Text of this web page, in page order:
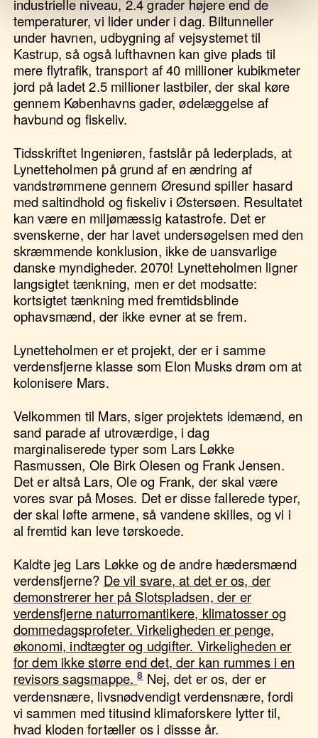
industrielle niveau, 2.4 grader højere end de
temperaturer, vi lider under i dag. Biltunneller
under havnen, udbygning af vejsystemet til
Kastrup, så også lufthavnen kan give plads til
mere flytrafik, transport af 40 millioner kubikmeter
jord på ladet 2.5 millioner lastbiler, der skal køre
gennem Københavns gader, ødelæggelse af
havbund og fiskeliv.
Tidsskriftet Ingeniøren, fastslår på lederplads, at
Lynetteholmen på grund af en ændring af
vandstrømmene gennem Øresund spiller hasard
med saltindhold og fiskeliv i Østersøen. Resultatet
kan være en miljømæssig katastrofe. Det er
svenskerne, der har lavet undersøgelsen med den
skræmmende konklusion, ikke de uansvarlige
danske myndigheder. 2070! Lynetteholmen ligner
langsigtet tænkning, men er det modsatte:
kortsigtet tænkning med fremtidsblinde
ophavsmænd, der ikke evner at se frem.
Lynetteholmen er et projekt, der er i samme
verdensfjerne klasse som Elon Musks drøm om at
kolonisere Mars.
Velkommen til Mars, siger projektets idemænd, en
sand parade af utroværdige, i dag
marginaliserede typer som Lars Løkke
Rasmussen, Ole Birk Olesen og Frank Jensen.
Det er altså Lars, Ole og Frank, der skal være
vores svar på Moses. Det er disse fallerede typer,
der skal løfte armene, så vandene skilles, og vi i
al fremtid kan leve tørskoede.
Kaldte jeg Lars Løkke og de andre hædersmænd
verdensfjerne? De vil svare, at det er os, der
demonstrerer her på Slotspladsen, der er
verdensfjerne naturromantikere, klimatosser og
dommedagsprofeter. Virkeligheden er penge,
økonomi, indtægter og udgifter. Virkeligheden er
for dem ikke større end det, der kan rummes i en
revisors sagsmappe. Nej, det er os, der er
verdensnære, livsnødvendigt verdensnære, fordi
vi sammen med titusind klimaforskere lytter til,
hvad kloden fortæller os i dissse år.